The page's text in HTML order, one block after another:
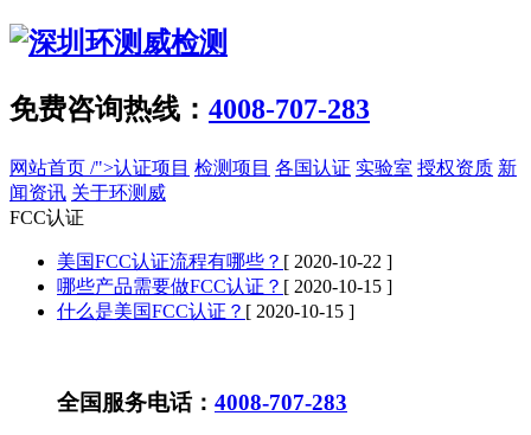
免费咨询热线： 4008-707-283
网站首页 /">认证项目 检测项目 各国认证 实验室 授权资质 新
闻资讯 关于环测威
FCC认证
美国FCC认证流程有哪些？ [ 2020-10-22 ]
哪些产品需要做FCC认证？ [ 2020-10-15 ]
什么是美国FCC认证？ [ 2020-10-15 ]
全国服务电话： 4008-707-283